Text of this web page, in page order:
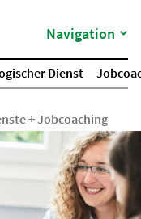
Navigation
Dienst
+ Jobcoaching